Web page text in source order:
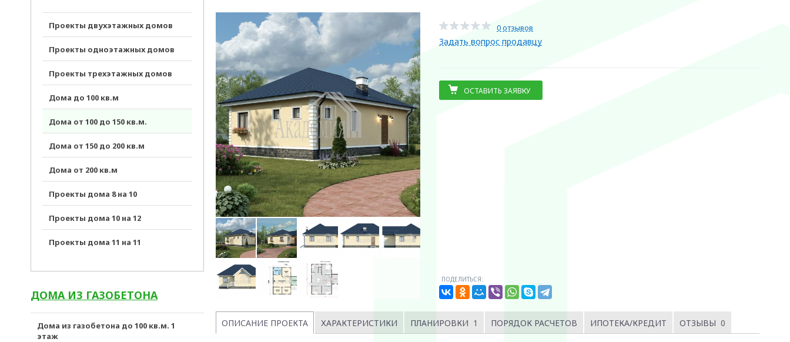
Проекты двухэтажных домов
Проекты одноэтажных домов
Проекты трехэтажных домов
Дома до 100 кв.м
Дома от 100 до 150 кв.м.
Дома от 150 до 200 кв.м
Дома от 200 кв.м
Проекты дома 8 на 10
Проекты дома 10 на 12
Проекты дома 11 на 11
ДОМА ИЗ ГАЗОБЕТОНА
Дома из газобетона до 100 кв.м. 1
этаж
0 отзывов
Задать вопрос продавцу
ОСТАВИТЬ ЗАЯВКУ
ПОДЕЛИТЬСЯ:
ОПИСАНИЕ ПРОЕКТА ХАРАКТЕРИСТИКИ ПЛАНИРОВКИ 1 ПОРЯДОК РАСЧЕТОВ ИПОТЕКА/КРЕДИТ ОТЗЫВЫ 0